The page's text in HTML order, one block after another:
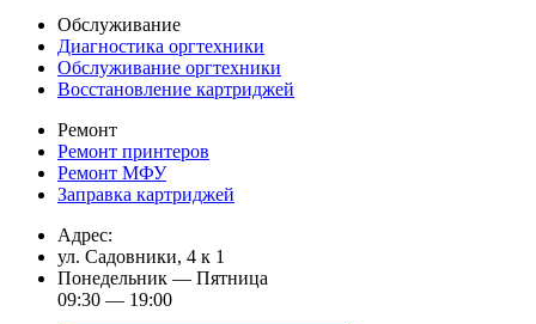
Обслуживание
Диагностика оргтехники
Обслуживание оргтехники
Восстановление картриджей
Ремонт
Ремонт принтеров
Ремонт МФУ
Заправка картриджей
Адрес:
ул. Садовники, 4 к 1
Понедельник — Пятница
09:30 — 19:00